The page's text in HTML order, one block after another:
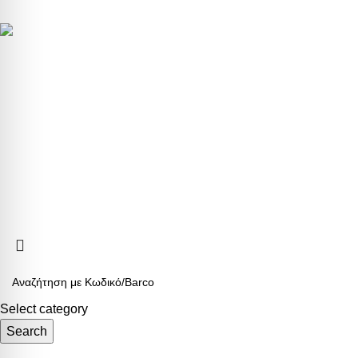
Select category
Search